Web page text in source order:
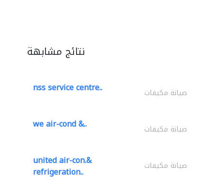
نتائج مشابهة
nss service centre.. صيانة مكيفات
we air-cond &.. صيانة مكيفات
united air-con.&
refrigeration.. صيانة مكيفات